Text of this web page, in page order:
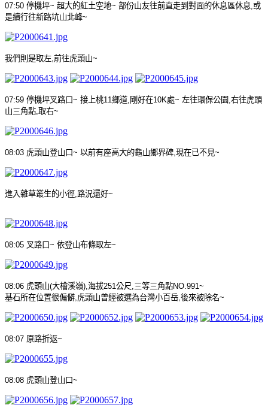
07:50 停機坪~ 超大的紅土空地~ 部份山友往前直走到對面的休息區休息 或
是續行往新路坑山北峰~
我們則是取左 前往虎頭山~
07:59 停機坪叉路口~ 接上桃11 鄉道 剛好在10K處~ 左往環保公園 右往虎頭
山三角點 取右~
08:03 虎頭山登山口~ 以前有座高大的龜山鄉界碑 現在已不見~
進入雜草叢生的小徑 路況還好~
08:05 叉路口~ 依登山布條取左~
08:06 虎頭山(大檜溪嶺), 海拔251 公尺 三等三角點NO.991~
基石所在位置很偏僻 虎頭山曾經被選為台灣小百岳 後來被除名~
08:07 原路折返~
08:08 虎頭山登山口~